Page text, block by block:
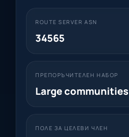
ROUTE SERVER ASN
34565
ПРЕПОРЪЧИТЕЛЕН НАБОР
Large communities
ПОЛЕ ЗА ЦЕЛЕВИ ЧЛЕН